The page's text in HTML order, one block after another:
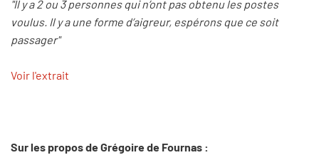
"Il y a 2 ou 3 personnes qui n’ont pas obtenu les postes
voulus. Il y a une forme d’aigreur, espérons que ce soit
passager"
Voir l'extrait
Sur les propos de Grégoire de Fournas :